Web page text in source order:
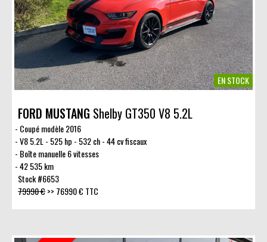
EN STOCK
FORD MUSTANG Shelby GT350 V8 5.2L
Coupé modèle 2016
V8 5.2L - 525 hp - 532 ch - 44 cv fiscaux
Boîte manuelle 6 vitesses
42 535 km
Stock #6653
79990 €>> 76990 € TTC